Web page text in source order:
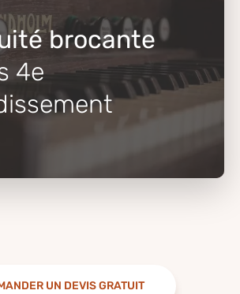
brocante
4e
UN DEVIS GRATUIT